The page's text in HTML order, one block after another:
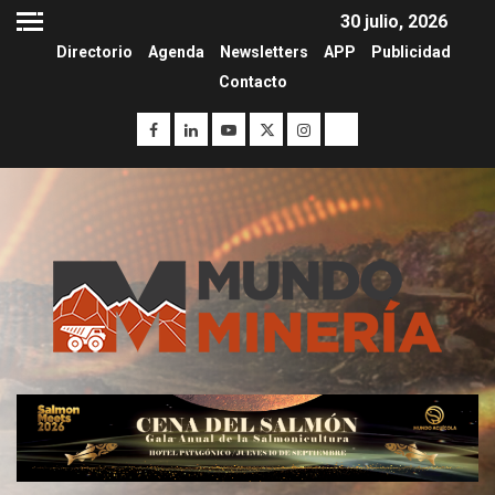
30 julio, 2026
Directorio Agenda Newsletters APP
Publicidad
Contacto
3
PIB minero impacta el
crecimiento regional: Banco
Central reporta resultados
dispares en el primer
trimestre